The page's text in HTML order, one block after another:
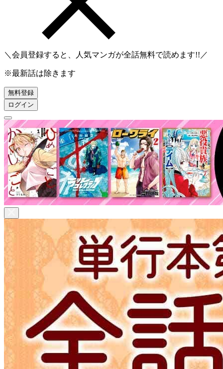
＼会員登録すると、人気マンガが全話無料で読めます!!／
※最新話は除きます
無料登録
ログイン